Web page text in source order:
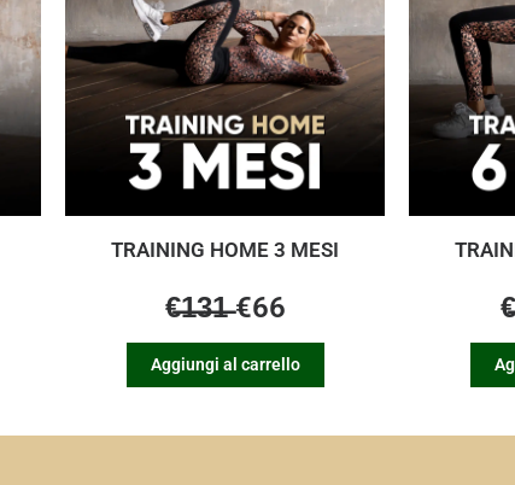
TRAINING HOME 3 MESI
€̶1̶3̶1̶ €66
Aggiungi al carrello